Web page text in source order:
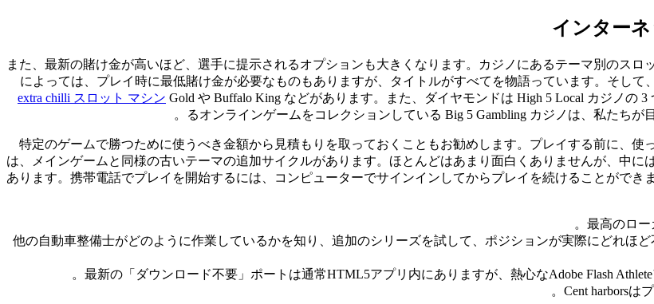
インター
また、最新の賭け金が高いほど、選手に提示されるオプションも大きくなります。カジノにあるテーマ別のス
によっては、プレイ時に最低賭け金が必要なものもありますが、タイトルがすべてを物語っています。そし
extra chilli スロット マシン Gold や Buffalo King などがあります。また、ダイヤモンドは High 5 Local カジノの
るオンラインゲームをコレクションしている Big 5 Gambling カジノは、私たちが
特定のゲームで勝つために使うべき金額から見積もりを取っておくこともお勧めします。プレイする前に、
は、メインゲームと同様の古いテーマの追加サイクルがあります。ほとんどはあまり面白くありませんが、中
あります。携帯電話でプレイを開始するには、コンピューターでサインインしてからプレイを続けることがで
最高のロー
他の自動車整備士がどのように作業しているかを知り、追加のシリーズを試して、ポジションが実際にどれほ
最新の「ダウンロード不要」ポートは通常HTML5アプリ内にありますが、熱心なAdobe Flash
Cent harborsは